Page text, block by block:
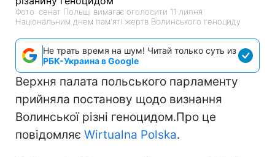
Фото: сенат Польщі вимагає оголосити 11 липня
Національним днем пам'яті жертв Волинського геноциду
Не трать время на шум! Читай только суть из
РБК-Украина в Google
Верхня палата польського парламенту
прийняла постанову щодо визнання
Волинської різні геноцидом.Про це
повідомляє Wirtualna Polska.